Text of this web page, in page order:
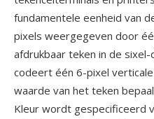
fundamentele eenheid van
pixels weergegeven door
afdrukbaar teken in de
codeert één 6-pixel
waarde van het teken
Kleur wordt gespecificeerd